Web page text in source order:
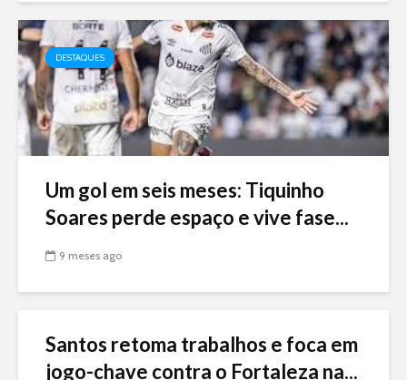
DESTAQUES
Um gol em seis meses: Tiquinho
Soares perde espaço e vive fase...
9 meses ago
Santos retoma trabalhos e foca em
jogo-chave contra o Fortaleza na...